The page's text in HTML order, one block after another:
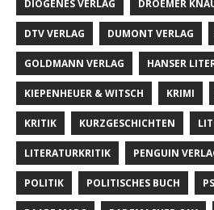
DIOGENES VERLAG DROEMER
DTV VERLAG DUMONT VERLAG
GOLDMANN VERLAG HANSER
KIEPENHEUER & WITSCH KRIMI
KRITIK KURZGESCHICHTEN
LITERATURKRITIK PENGUIN
POLITIK POLITISCHES BUCH